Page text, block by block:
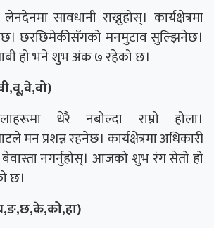
सावधानी राख्नुहोस्। कार्यक्षेत्रमा
छरछिमेकीसँगको मनमुटाव सुल्झिनेछ।
हो भने शुभ अंक ७ रहेको छ।
धेरै नबोल्दा राम्रो होला।
मन प्रशन्न रहनेछ। कार्यक्षेत्रमा अधिकारी
नगर्नुहोस्। आजको शुभ रंग सेतो हो
छ।